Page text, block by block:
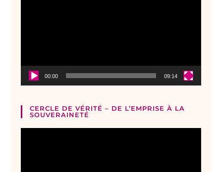
00:00 09:14
CERCLE DE VÉRITÉ – DE L’EMPRISE À LA
SOUVERAINETÉ